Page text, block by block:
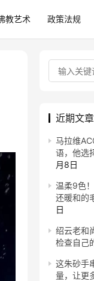
教艺术 政策法规
近期文章
马拉维
语，他选
月8日
温柔9色
还暖和的
日
绍云老和
检查自己
这朱砂手
量，让更